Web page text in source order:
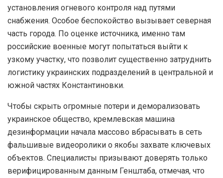
установления огневого контроля над путями
снабжения. Особое беспокойство вызывает северная
часть города. По оценке источника, именно там
российские военные могут попытаться выйти к
узкому участку, что позволит существенно затруднить
логистику украинских подразделений в центральной и
южной частях Константиновки.
Чтобы скрыть огромные потери и деморализовать
украинское общество, кремлевская машина
дезинформации начала массово вбрасывать в сеть
фальшивые видеоролики о якобы захвате ключевых
объектов. Специалисты призывают доверять только
верифицированным данным Генштаба, отмечая, что